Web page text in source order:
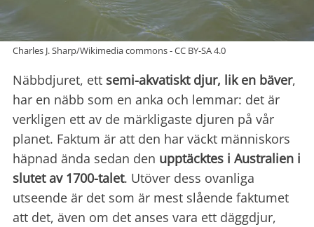
Charles J. Sharp/Wikimedia commons - CC BY-SA 4.0
Näbbdjuret, ett semi-akvatiskt djur, lik en bäver,
har en näbb som en anka och lemmar: det är
verkligen ett av de märkligaste djuren på vår
planet. Faktum är att den har väckt människors
häpnad ända sedan den upptäcktes i Australien i
slutet av 1700-talet. Utöver dess ovanliga
utseende är det som är mest slående faktumet
att det, även om det anses vara ett däggdjur,